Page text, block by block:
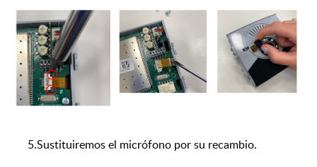
5.Sustituiremos el micrófono por su recambio.